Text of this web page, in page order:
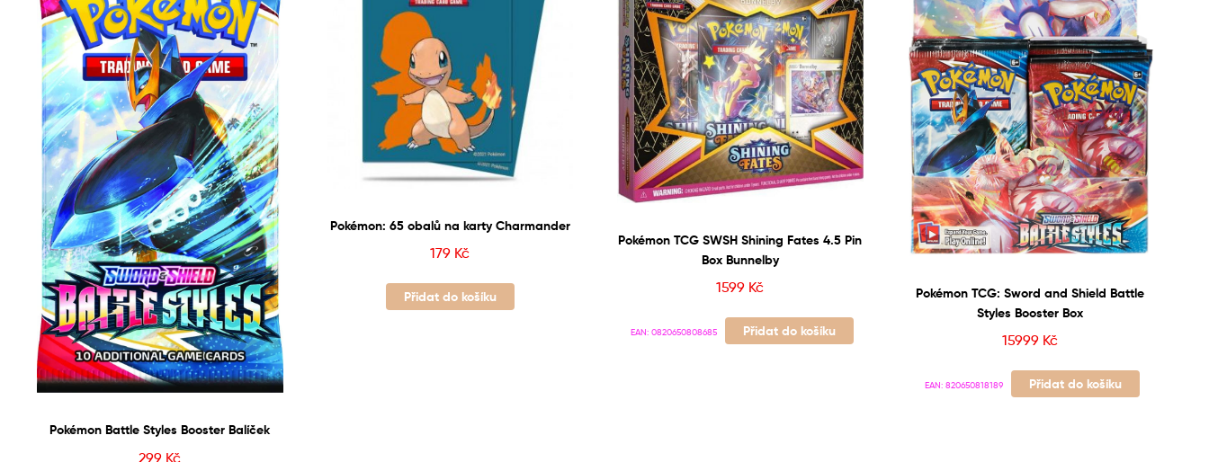
Pokémon Battle Styles Booster Balíček
299 Kč
Pokémon: 65 obalů na karty Charmander
179 Kč
Přidat do košíku
Pokémon TCG SWSH Shining Fates 4.5 Pin
Box Bunnelby
1599 Kč
EAN:0820650808685 Přidat do košíku
Pokémon TCG: Sword and Shield Battle
Styles Booster Box
15999 Kč
EAN:820650818189 Přidat do košíku